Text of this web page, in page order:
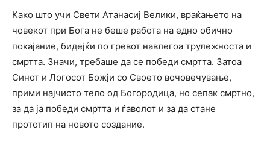
Како што учи Свети Атанасиј Велики, враќањето на
човекот при Бога не беше работа на едно обично
покајание, бидејќи по гревот навлегоа трулежноста и
смртта. Значи, требаше да се победи смртта. Затоа
Синот и Логосот Божји со Своето вочовечување,
прими најчисто тело од Богородица, но сепак смртно,
за да ја победи смртта и ѓаволот и за да стане
прототип на новото создание.